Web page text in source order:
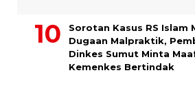
Sorotan Kasus RS Islam
Dugaan Malpraktik,
Dinkes Sumut Minta
Kemenkes Bertindak